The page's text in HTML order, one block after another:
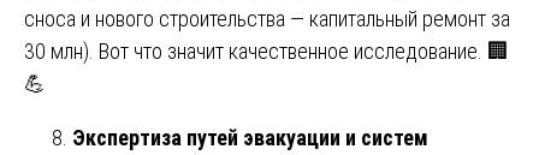
сноса и нового строительства — капитальный ремонт за
30 млн). Вот что значит качественное исследование. 🏢
💪
Экспертиза путей эвакуации и систем